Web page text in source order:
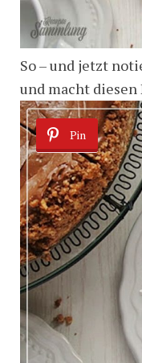
So – und jetzt
und macht diesen
Pin